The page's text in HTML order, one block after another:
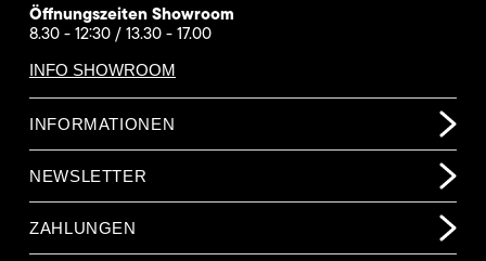
Öffnungszeiten Showroom
8.30 - 12:30 / 13.30 - 17.00
INFO SHOWROOM
INFORMATIONEN
NEWSLETTER
ZAHLUNGEN